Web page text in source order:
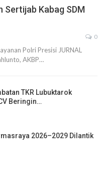
Sertijab Kabag SDM
0
Polri Presisi JURNAL
AKBP…
TKR Lubuktarok
Beringin…
2026–2029 Dilantik